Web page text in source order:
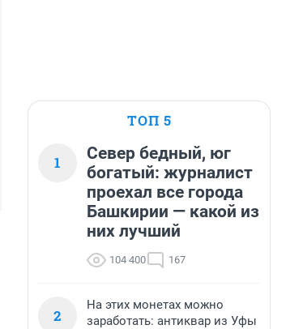
ТОП 5
1
Север бедный, юг
богатый: журналист
проехал все города
Башкирии — какой из
них лучший
104 400 167
2
На этих монетах можно
заработать: антиквар из Уфы